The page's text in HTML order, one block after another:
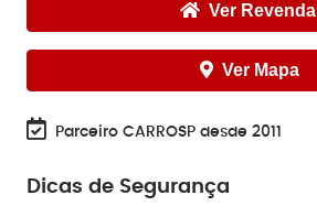
Ver Revenda
Ver Mapa
Parceiro CARROSP desde 2011
Dicas de Segurança